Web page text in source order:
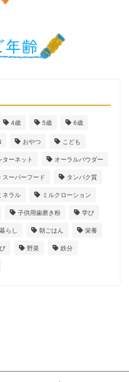
4歳 5歳 6歳
おやつ こども
ターネット オーラルパウダー
スーパーフード タンパク質
ネラル ミルクローション
子供用歯磨き粉 学び
暮らし 朝ごはん 栄養
野菜 鉄分